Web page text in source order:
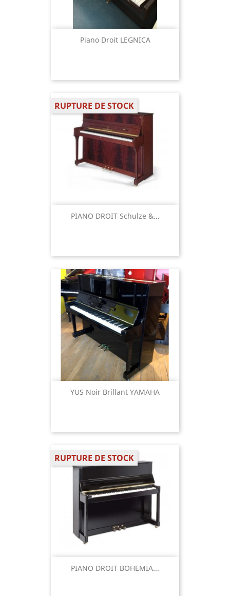
Piano Droit LEGNICA
PIANO DROIT Schulze &...
RUPTURE DE STOCK
YUS Noir Brillant YAMAHA
PIANO DROIT BOHEMIA...
RUPTURE DE STOCK